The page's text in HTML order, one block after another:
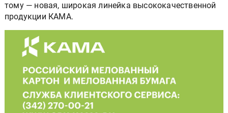
тому — новая, широкая линейка высококачественной
продукции КАМА.